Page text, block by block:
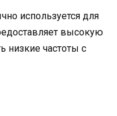
используется для
высокую
низкие частоты с